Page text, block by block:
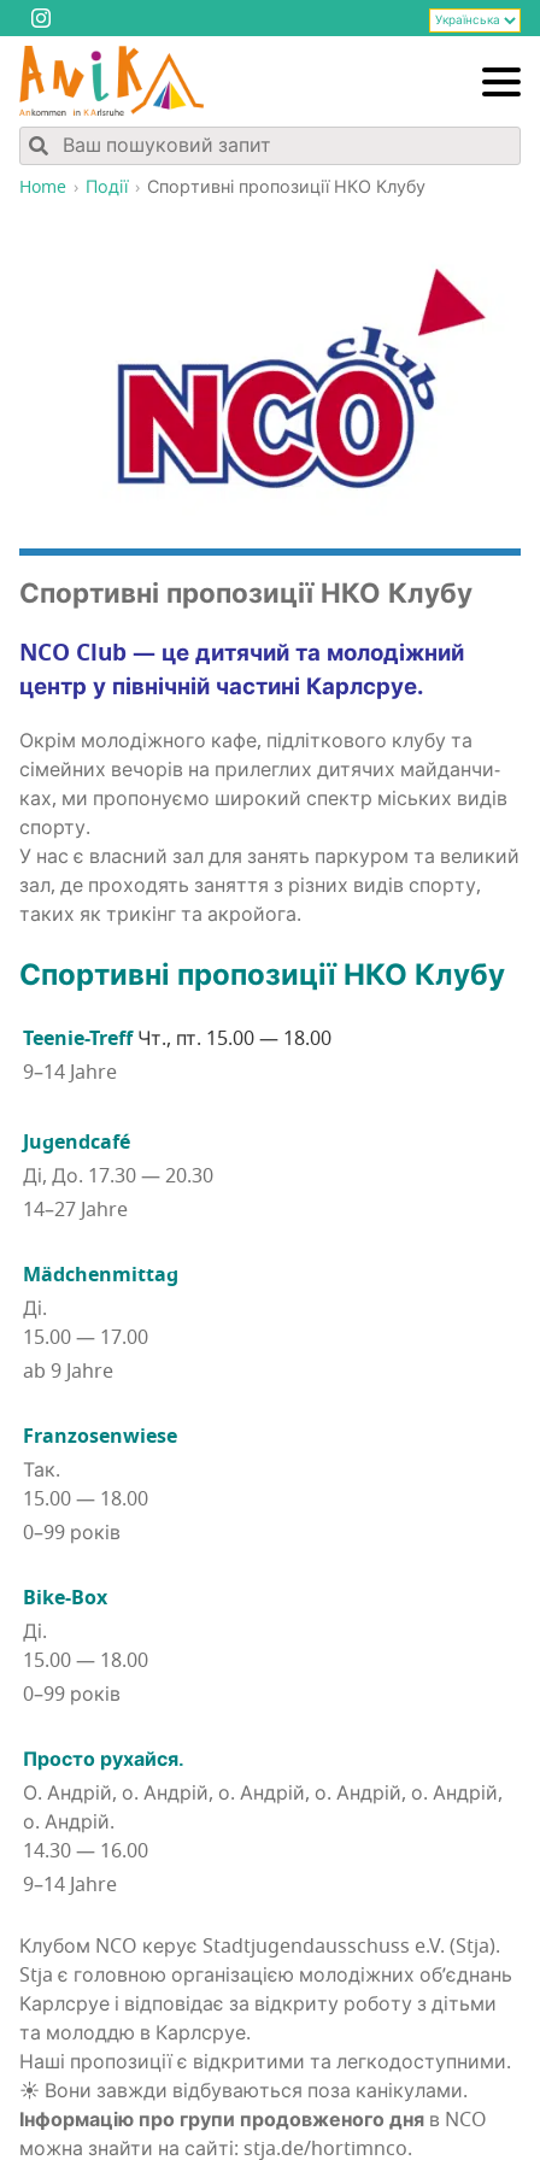
Home Події Спор­тив­ні про­по­зи­ції НКО Клубу
Спор­тив­ні про­по­зи­ції НКО Клубу
NCO Club — це дитя­чий та моло­ді­жний
центр у пів­ні­чній части­ні Карлсруе.
Окрім моло­ді­жно­го кафе, під­лі­тко­во­го клу­бу та
сімей­них вечо­рів на при­ле­глих дитя­чих май­дан­чи­
ках, ми про­по­ну­є­мо широ­кий спектр міських видів
спорту.
У нас є вла­сний зал для занять пар­ку­ром та вели­кий
зал, де про­хо­дять заня­т­тя з різних видів спор­ту,
таких як три­кінг та акройога.
Спор­тив­ні про­по­зи­ції НКО Клубу
Teenie-TreffЧт., пт. 15.00 — 18.00
9–14 Jahre
Jugendcafé
Ді, До. 17.30 — 20.30
14–27 Jahre
Mädchenmittag
Ді.
15.00 — 17.00
ab 9 Jahre
Franzosenwiese
Так.
15.00 — 18.00
0–99 років
Bike-Box
Ді.
15.00 — 18.00
0–99 років
Про­сто рухайся.
О. Андрій, о. Андрій, о. Андрій, о. Андрій, о. Андрій,
о. Андрій.
14.30 — 16.00
9–14 Jahre
Клу­бом NCO керує Stadtjugendausschuss e.V. (Stja).
Stja є голов­ною орга­ні­за­ці­єю моло­ді­жних об’­єд­нань
Карл­сруе і від­по­від­ає за від­кри­ту робо­ту з дітьми
та молод­дю в Карлсруе.
Наші про­по­зи­ції є від­кри­ти­ми та легкодоступними.
☀ Вони зав­жди від­бу­ва­ю­ться поза кані­ку­ла­ми.
Інфор­ма­цію про гру­пи про­дов­же­но­го дня в NCO
можна зна­йти на сай­ті: stja.de/hortimnco.